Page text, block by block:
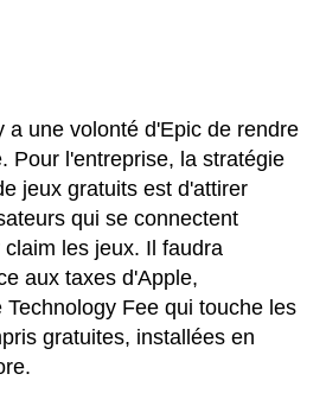
a une volonté d'Epic de rendre
Pour l'entreprise, la stratégie
jeux gratuits est d'attirer
qui se connectent
les jeux. Il faudra
aux taxes d'Apple,
Fee qui touche les
gratuites, installées en